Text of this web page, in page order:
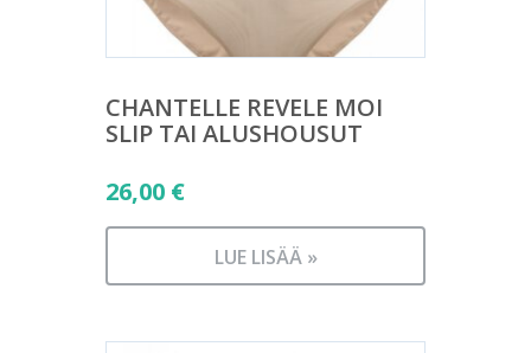
CHANTELLE REVELE MOI
SLIP TAI ALUSHOUSUT
26,00 €
LUE LISÄÄ »